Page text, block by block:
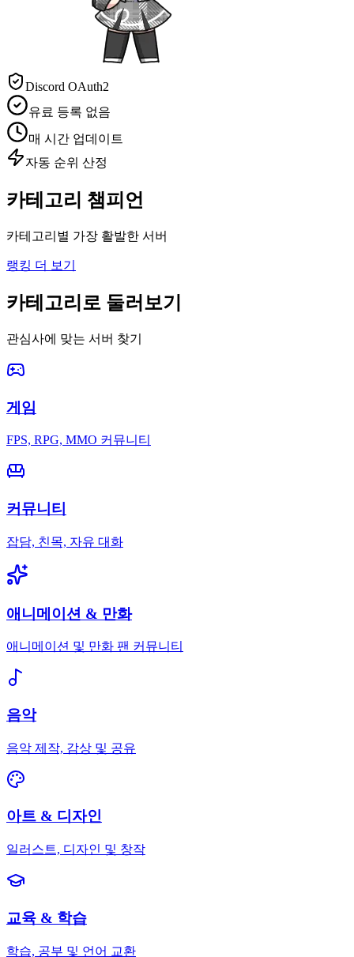
Discord OAuth2
유료 등록 없음
매 시간 업데이트
자동 순위 산정
카테고리 챔피언
카테고리별 가장 활발한 서버
랭킹 더 보기
카테고리로 둘러보기
관심사에 맞는 서버 찾기
게임
FPS, RPG, MMO 커뮤니티
커뮤니티
잡담, 친목, 자유 대화
애니메이션 & 만화
애니메이션 및 만화 팬 커뮤니티
음악
음악 제작, 감상 및 공유
아트 & 디자인
일러스트, 디자인 및 창작
교육 & 학습
학습, 공부 및 언어 교환